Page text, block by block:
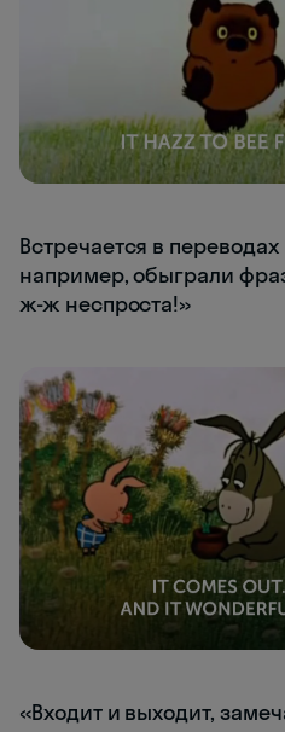
Встречается в
например, обыграли
ж-ж неспроста!»
«Входит и выходит,